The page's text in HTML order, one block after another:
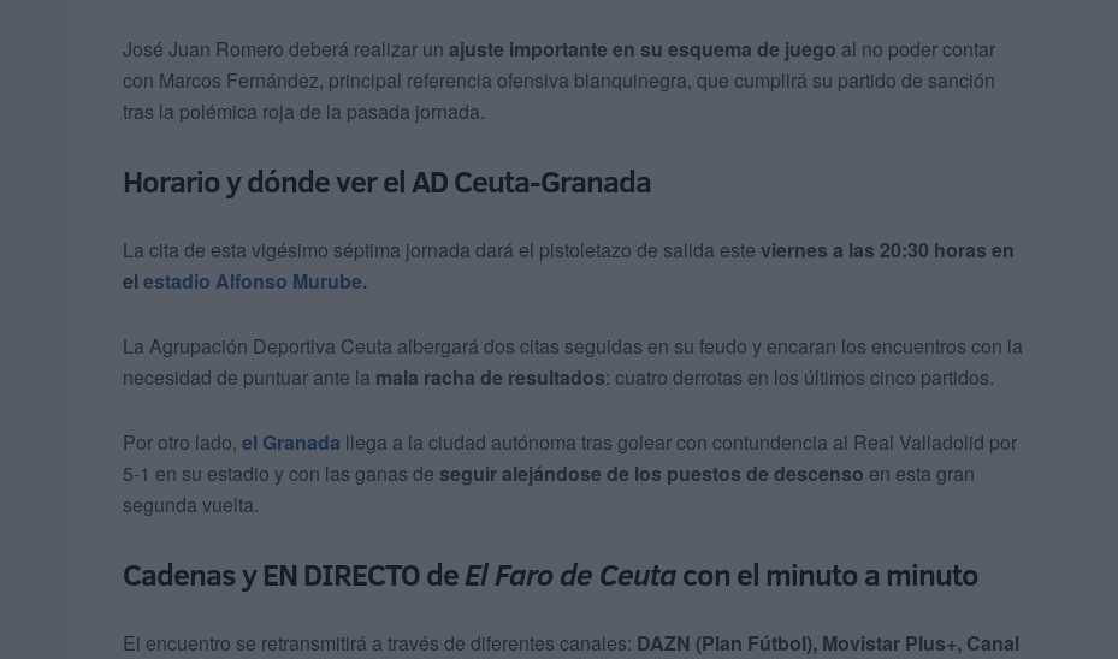
José Juan Romero deberá realizar un ajuste importante en su esquema de juego al no poder contar
con Marcos Fernández, principal referencia ofensiva blanquinegra, que cumplirá su partido de sanción
tras la polémica roja de la pasada jornada.
Horario y dónde ver el AD Ceuta-Granada
La cita de esta vigésimo séptima jornada dará el pistoletazo de salida este viernes a las 20:30 horas en
el estadio Alfonso Murube.
La Agrupación Deportiva Ceuta albergará dos citas seguidas en su feudo y encaran los encuentros con la
necesidad de puntuar ante la mala racha de resultados: cuatro derrotas en los últimos cinco partidos.
Por otro lado, el Granada llega a la ciudad autónoma tras golear con contundencia al Real Valladolid por
5-1 en su estadio y con las ganas de seguir alejándose de los puestos de descenso en esta gran
segunda vuelta.
Cadenas y EN DIRECTO deEl Faro de Ceutacon el minuto a minuto
El encuentro se retransmitirá a través de diferentes canales: DAZN (Plan Fútbol), Movistar Plus+, Canal